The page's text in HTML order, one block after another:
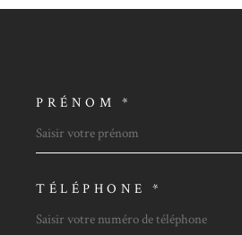
PRÉNOM *
TÉLÉPHONE *